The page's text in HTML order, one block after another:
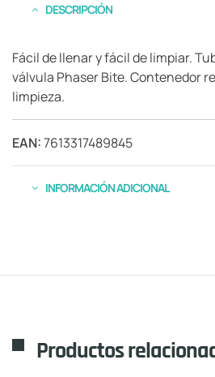
DESCRIPCIÓN
Fácil de llenar y fácil de limpiar.
válvula Phaser Bite. Contenedor
limpieza.
EAN:7613317489845
INFORMACIÓN ADICIONAL
Productos